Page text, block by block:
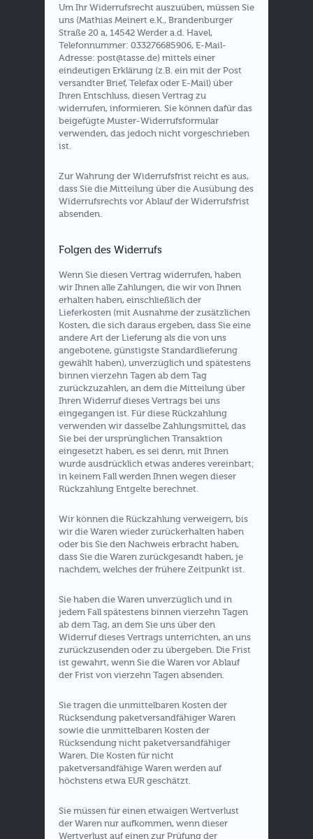
Um Ihr Widerrufsrecht auszuüben, müssen Sie
uns (Mathias Meinert e.K., Brandenburger
Straße 20 a, 14542 Werder a.d. Havel,
Telefonnummer: 033276685906, E-Mail-
Adresse: post@tasse.de) mittels einer
eindeutigen Erklärung (z.B. ein mit der Post
versandter Brief, Telefax oder E-Mail) über
Ihren Entschluss, diesen Vertrag zu
widerrufen, informieren. Sie können dafür das
beigefügte Muster-Widerrufsformular
verwenden, das jedoch nicht vorgeschrieben
ist.
Zur Wahrung der Widerrufsfrist reicht es aus,
dass Sie die Mitteilung über die Ausübung des
Widerrufsrechts vor Ablauf der Widerrufsfrist
absenden.
Folgen des Widerrufs
Wenn Sie diesen Vertrag widerrufen, haben
wir Ihnen alle Zahlungen, die wir von Ihnen
erhalten haben, einschließlich der
Lieferkosten (mit Ausnahme der zusätzlichen
Kosten, die sich daraus ergeben, dass Sie eine
andere Art der Lieferung als die von uns
angebotene, günstigste Standardlieferung
gewählt haben), unverzüglich und spätestens
binnen vierzehn Tagen ab dem Tag
zurückzuzahlen, an dem die Mitteilung über
Ihren Widerruf dieses Vertrags bei uns
eingegangen ist. Für diese Rückzahlung
verwenden wir dasselbe Zahlungsmittel, das
Sie bei der ursprünglichen Transaktion
eingesetzt haben, es sei denn, mit Ihnen
wurde ausdrücklich etwas anderes vereinbart;
in keinem Fall werden Ihnen wegen dieser
Rückzahlung Entgelte berechnet.
Wir können die Rückzahlung verweigern, bis
wir die Waren wieder zurückerhalten haben
oder bis Sie den Nachweis erbracht haben,
dass Sie die Waren zurückgesandt haben, je
nachdem, welches der frühere Zeitpunkt ist.
Sie haben die Waren unverzüglich und in
jedem Fall spätestens binnen vierzehn Tagen
ab dem Tag, an dem Sie uns über den
Widerruf dieses Vertrags unterrichten, an uns
zurückzusenden oder zu übergeben. Die Frist
ist gewahrt, wenn Sie die Waren vor Ablauf
der Frist von vierzehn Tagen absenden.
Sie tragen die unmittelbaren Kosten der
Rücksendung paketversandfähiger Waren
sowie die unmittelbaren Kosten der
Rücksendung nicht paketversandfähiger
Waren. Die Kosten für nicht
paketversandfähige Waren werden auf
höchstens etwa EUR geschätzt.
Sie müssen für einen etwaigen Wertverlust
der Waren nur aufkommen, wenn dieser
Wertverlust auf einen zur Prüfung der